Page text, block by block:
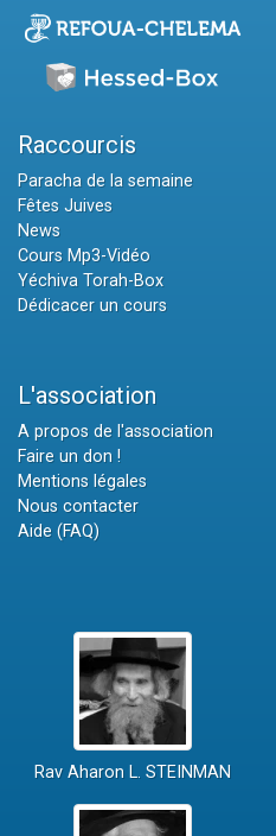
Raccourcis
Paracha de la semaine
Fêtes Juives
News
Cours Mp3-Vidéo
Yéchiva Torah-Box
Dédicacer un cours
L'association
A propos de l'association
Faire un don !
Mentions légales
Nous contacter
Aide (FAQ)
Rav Aharon L. STEINMAN